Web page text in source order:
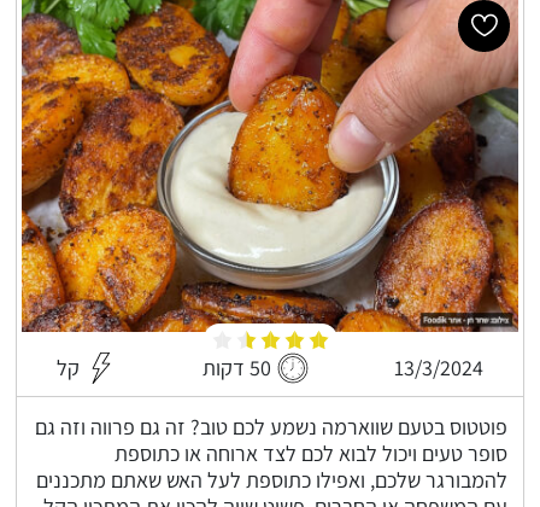
13/3/2024 50 דקות קל
פוטטוס בטעם שווארמה נשמע לכם טוב? זה גם פרווה וזה גם
סופר טעים ויכול לבוא לכם לצד ארוחה או כתוספת
להמבורגר שלכם, ואפילו כתוספת לעל האש שאתם מתכננים